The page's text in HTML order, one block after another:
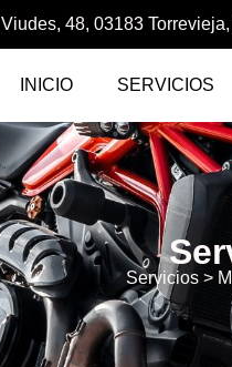
48, 03183
INICIO SERVICIOS
Servicios >